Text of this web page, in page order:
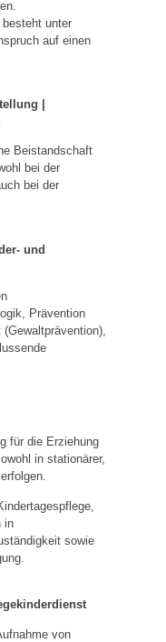
unter
auf einen
|
Beistandschaft
bei der
bei der
und
Prävention
für die Erziehung
in stationärer,
in
sowie
von